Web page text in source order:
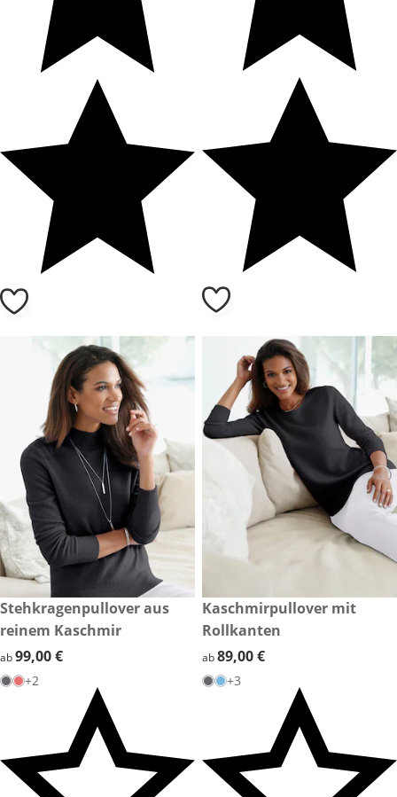
99,00 €
Stehkragenpullover aus
reinem Kaschmir
99,00 €
ab99,00 €
+2
89,00 €
Kaschmirpullover mit
Rollkanten
89,00 €
ab89,00 €
+3